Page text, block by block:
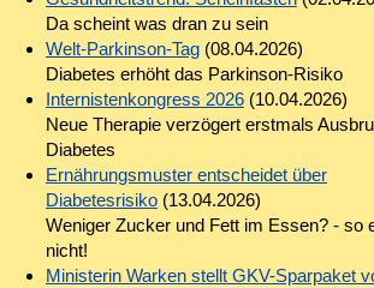
Da scheint was dran zu sein
Welt-Parkinson-Tag(08.04.2026)
Diabetes erhöht das Parkinson-Risiko
Internistenkongress 2026(10.04.2026)
Neue Therapie verzögert erstmals
Diabetes
Ernährungsmuster entscheidet über
Diabetesrisiko(13.04.2026)
Weniger Zucker und Fett im Essen? - so
nicht!
Ministerin Warken stellt GKV-Sparpaket